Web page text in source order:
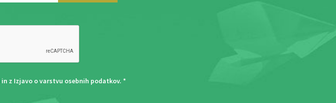
in z Izjavo o varstvu osebnih podatkov. *